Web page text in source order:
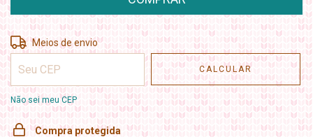
Entregas para o CEP: ALTERAR CEP
Meios de envio
CALCULAR
Não sei meu CEP
Compra protegida